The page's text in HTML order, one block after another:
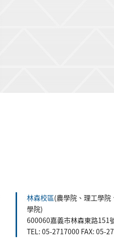
林森校區(農學院、理工學院
學院)
600060嘉義市林森東路151
TEL: 05-2717000 FAX: 05-